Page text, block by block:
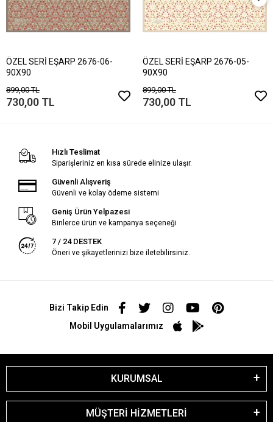
ÖZEL SERİ EŞARP 2676-06-
90X90
899,00 TL
730,00 TL
ÖZEL SERİ EŞARP 2676-05-
90X90
899,00 TL
730,00 TL
Hızlı Teslimat
Siparişleriniz en kısa sürede elinize ulaşır.
Güvenli Alışveriş
Güvenli ve kolay ödeme sistemi
Geniş Ürün Yelpazesi
Binlerce ürün ve kampanya seçeneği
7 / 24 DESTEK
Öneri ve şikayetlerinizi bize iletebilirsiniz.
Bizi Takip Edin
Mobil Uygulamalarımız
KURUMSAL
MÜŞTERİ HİZMETLERİ